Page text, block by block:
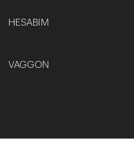
HESABIM
VAGGON